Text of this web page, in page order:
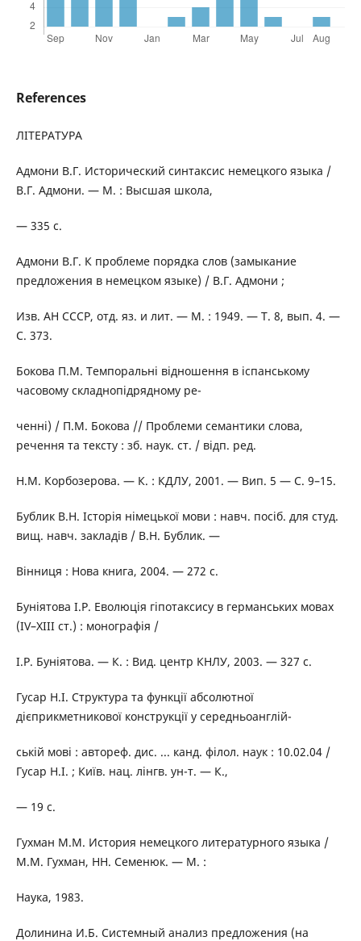
References
ЛІТЕРАТУРА
Адмони В.Г. Исторический синтаксис немецкого языка /
В.Г. Адмони. — М. : Высшая школа,
— 335 с.
Адмони В.Г. К проблеме порядка слов (замыкание
предложения в немецком языке) / В.Г. Адмони ;
Изв. АН СССР, отд. яз. и лит. — М. : 1949. — Т. 8, вып. 4. —
С. 373.
Бокова П.М. Темпоральні відношення в іспанському
часовому складнопідрядному ре-
ченні) / П.М. Бокова // Проблеми семантики слова,
речення та тексту : зб. наук. ст. / відп. ред.
Н.М. Корбозерова. — К. : КДЛУ, 2001. — Вип. 5 — С. 9–15.
Бублик В.Н. Історія німецької мови : навч. посіб. для студ.
вищ. навч. закладів / В.Н. Бублик. —
Вінниця : Нова книга, 2004. — 272 с.
Буніятова І.Р. Еволюція гіпотаксису в германських мовах
(IV–XIII ст.) : монографія /
І.Р. Буніятова. — К. : Вид. центр КНЛУ, 2003. — 327 с.
Гусар Н.І. Структура та функції абсолютної
дієприкметникової конструкції у середньоанглій-
ській мові : автореф. дис. ... канд. філол. наук : 10.02.04 /
Гусар Н.І. ; Київ. нац. лінгв. ун-т. — К.,
— 19 с.
Гухман М.М. История немецкого литературного языка /
М.М. Гухман, НН. Семенюк. — М. :
Наука, 1983.
Долинина И.Б. Системный анализ предложения (на